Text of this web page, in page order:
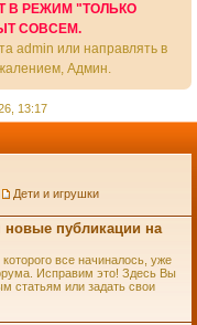
В РЕЖИМ "ТОЛЬКО
СОВСЕМ.
admin или направлять в
Админ.
13:17
Дети и игрушки
новые публикации на
все начиналось, уже
Исправим это! Здесь Вы
статьям или задать свои